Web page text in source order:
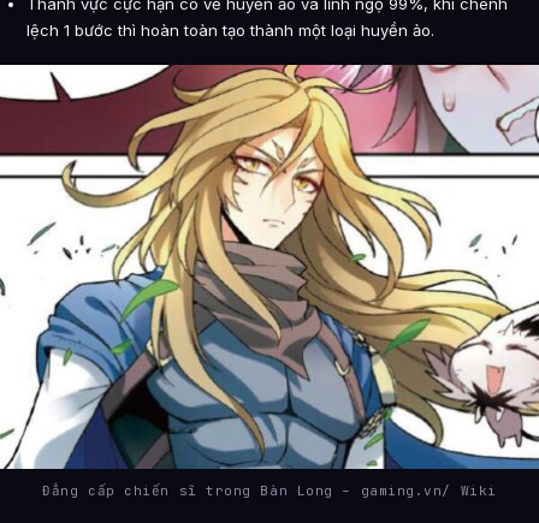
lệch 1 bước thì hoàn toàn tạo thành một loại huyền ảo.
Đẳng cấp chiến sĩ trong Bàn Long – gaming.vn/ Wiki